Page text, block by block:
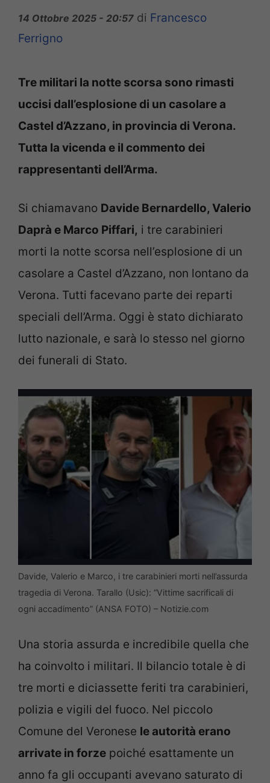
14 Ottobre 2025 - 20:57 di Francesco
Ferrigno
Tre militari la notte scorsa sono rimasti
uccisi dall’esplosione di un casolare a
Castel d’Azzano, in provincia di Verona.
Tutta la vicenda e il commento dei
rappresentanti dell’Arma.
Si chiamavano Davide Bernardello, Valerio
Daprà e Marco Piffari, i tre carabinieri
morti la notte scorsa nell’esplosione di un
casolare a Castel d’Azzano, non lontano da
Verona. Tutti facevano parte dei reparti
speciali dell’Arma. Oggi è stato dichiarato
lutto nazionale, e sarà lo stesso nel giorno
dei funerali di Stato.
Davide, Valerio e Marco, i tre carabinieri morti nell’assurda
tragedia di Verona. Tarallo (Usic): “Vittime sacrificali di
ogni accadimento” (ANSA FOTO) – Notizie.com
Una storia assurda e incredibile quella che
ha coinvolto i militari. Il bilancio totale è di
tre morti e diciassette feriti tra carabinieri,
polizia e vigili del fuoco. Nel piccolo
Comune del Veronese le autorità erano
arrivate in forze poiché esattamente un
anno fa gli occupanti avevano saturato di